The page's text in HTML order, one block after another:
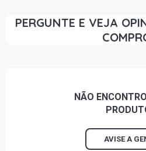
PERGUNTE E VEJA
NÃO
AVISE A